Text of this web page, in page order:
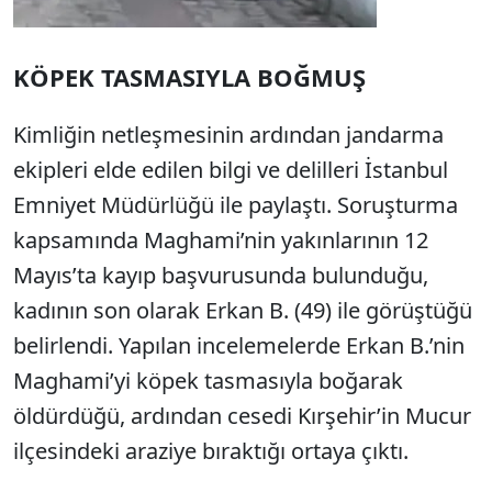
KÖPEK TASMASIYLA BOĞMUŞ
Kimliğin netleşmesinin ardından jandarma
ekipleri elde edilen bilgi ve delilleri İstanbul
Emniyet Müdürlüğü ile paylaştı. Soruşturma
kapsamında Maghami’nin yakınlarının 12
Mayıs’ta kayıp başvurusunda bulunduğu,
kadının son olarak Erkan B. (49) ile görüştüğü
belirlendi. Yapılan incelemelerde Erkan B.’nin
Maghami’yi köpek tasmasıyla boğarak
öldürdüğü, ardından cesedi Kırşehir’in Mucur
ilçesindeki araziye bıraktığı ortaya çıktı.